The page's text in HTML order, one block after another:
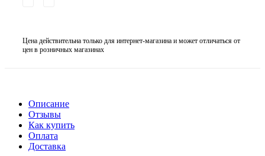
Цена действительна только для интернет-магазина и может отличаться от
цен в розничных магазинах
Описание
Отзывы
Как купить
Оплата
Доставка